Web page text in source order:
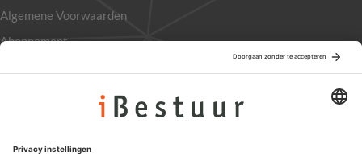
Algemene Voorwaarden
Abonnement
Privacyinstellingen